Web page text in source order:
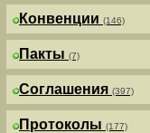
Конвенции (146)
Пакты (7)
Соглашения (397)
Протоколы (177)